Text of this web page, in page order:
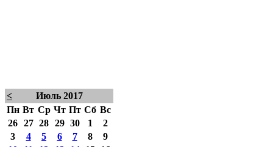
<
Июль 2017
Пн Вт Ср Чт Пт Сб Вс
26 27 28 29 30 1
2
3
4 5 6 7 8
9